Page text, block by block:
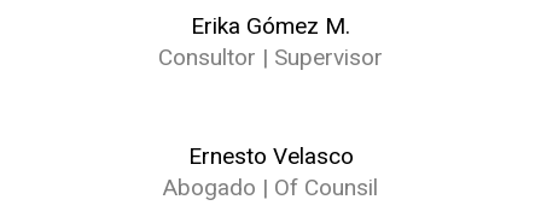
Erika Gómez M.
Consultor | Supervisor
Ernesto Velasco
Abogado | Of Counsil